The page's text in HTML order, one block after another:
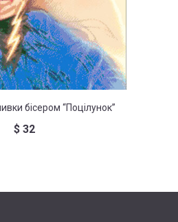
бісером “Поцілунок”
$32